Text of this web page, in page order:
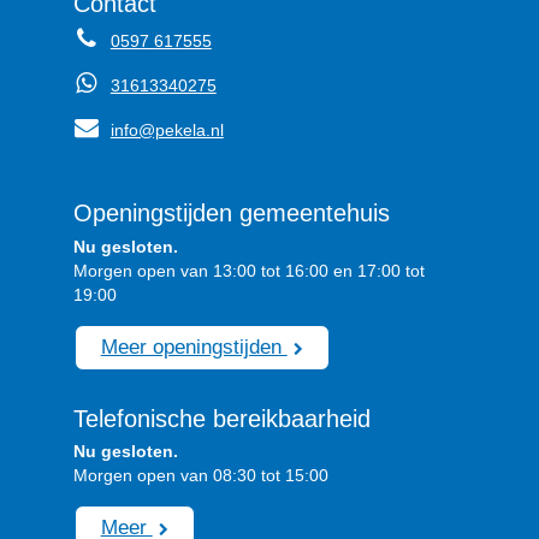
0597 617555
31613340275
info@pekela.nl
Openingstijden gemeentehuis
Nu gesloten.
Morgen open van 13:00 tot 16:00 en 17:00 tot
19:00
Meer openingstijden
Telefonische bereikbaarheid
Nu gesloten.
Morgen open van 08:30 tot 15:00
Meer